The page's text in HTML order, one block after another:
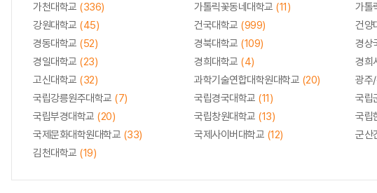
가천대학교 (336) 가톨릭꽃동네대학교 (11) 가톨
강원대학교 (45) 건국대학교 (999) 건양
경동대학교 (52) 경북대학교 (109) 경상
경일대학교 (23) 경희대학교 (4) 경희
고신대학교 (32) 과학기술연합대학원대학교 (20) 광주
국립강릉원주대학교 (7) 국립경국대학교 (11) 국립
국립부경대학교 (20) 국립창원대학교 (13) 국립
국제문화대학원대학교 (33) 국제사이버대학교 (12) 군산
김천대학교 (19)